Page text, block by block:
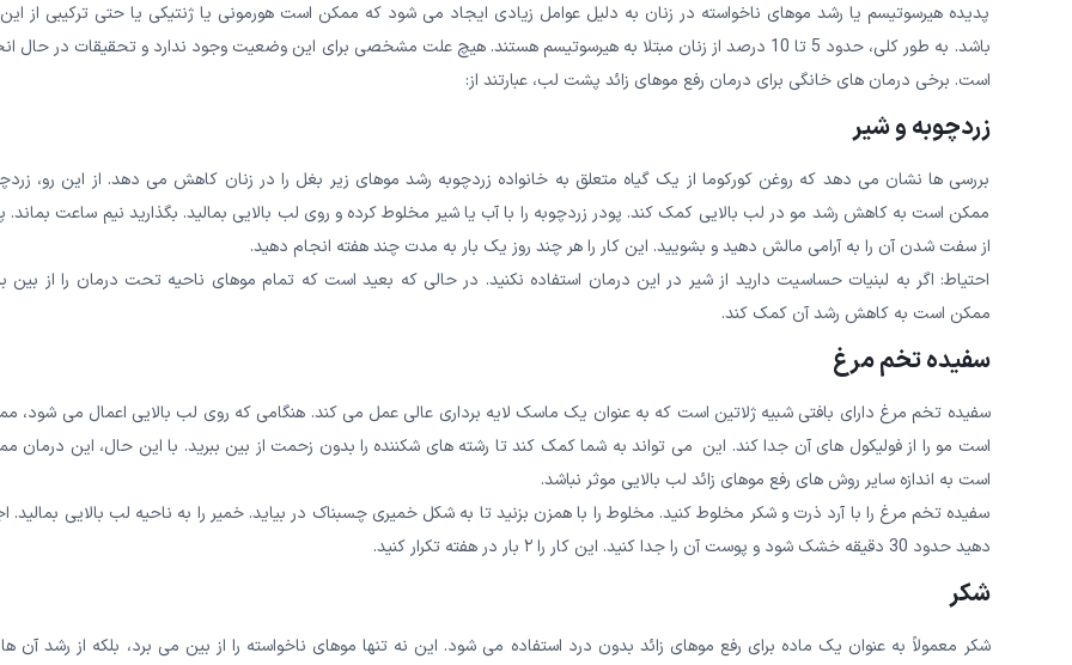
پدیده هیرسوتیسم یا رشد موهای ناخواسته در زنان به دلیل عوامل زیادی ایجاد می شود که ممکن است هورمونی یا ژنتیکی یا حتی ترکیبی از
باشد. به طور کلی، حدود 5 تا 10 درصد از زنان مبتلا به هیرسوتیسم هستند. هیچ علت مشخصی برای این وضعیت وجود ندارد و تحقیقات در حال
است. برخی درمان های خانگی برای درمان رفع موهای زائد پشت لب، عبارتند از:
زردچوبه و شیر
بررسی ها نشان می دهد که روغن کورکوما از یک گیاه متعلق به خانواده زردچوبه رشد موهای زیر بغل را در زنان کاهش می دهد. از این رو،
ممکن است به کاهش رشد مو در لب بالایی کمک کند. پودر زردچوبه را با آب یا شیر مخلوط کرده و روی لب بالایی بمالید. بگذارید نیم ساعت
از سفت شدن آن را به آرامی مالش دهید و بشویید. این کار را هر چند روز یک بار به مدت چند هفته انجام دهید.
احتیاط: اگر به لبنیات حساسیت دارید از شیر در این درمان استفاده نکنید. در حالی که بعید است که تمام موهای ناحیه تحت درمان را از بین
ممکن است به کاهش رشد آن کمک کند.
سفیده تخم مرغ
سفیده تخم مرغ دارای بافتی شبیه ژلاتین است که به عنوان یک ماسک لایه برداری عالی عمل می کند. هنگامی که روی لب بالایی اعمال می شود،
است مو را از فولیکول های آن جدا کند. این می تواند به شما کمک کند تا رشته های شکننده را بدون زحمت از بین ببرید. با این حال، این درمان
است به اندازه سایر روش های رفع موهای زائد لب بالایی موثر نباشد.
سفیده تخم مرغ را با آرد ذرت و شکر مخلوط کنید. مخلوط را با همزن بزنید تا به شکل خمیری چسبناک در بیاید. خمیر را به ناحیه لب بالایی بمالید.
دهید حدود 30 دقیقه خشک شود و پوست آن را جدا کنید. این کار را ۲ بار در هفته تکرار کنید.
شکر
شکر معمولاً به عنوان یک ماده برای رفع موهای زائد بدون درد استفاده می شود. این نه تنها موهای ناخواسته را از بین می برد، بلکه از رشد آن ها